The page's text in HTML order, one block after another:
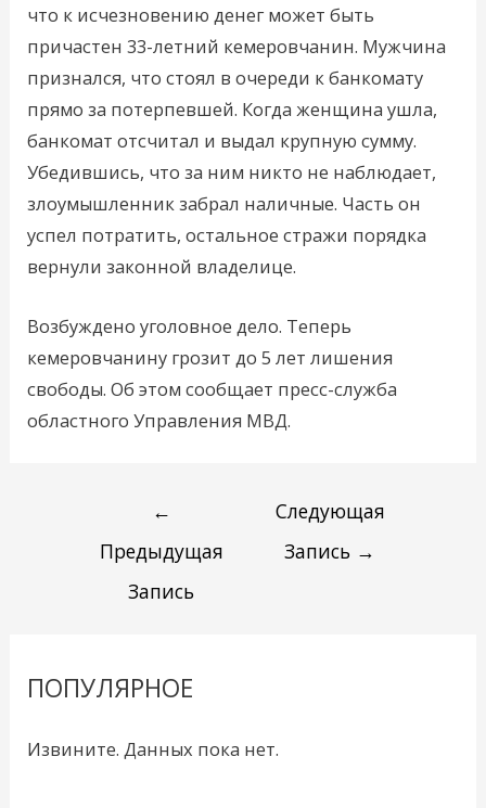
что к исчезновению денег может быть
причастен 33-летний кемеровчанин. Мужчина
признался, что стоял в очереди к банкомату
прямо за потерпевшей. Когда женщина ушла,
банкомат отсчитал и выдал крупную сумму.
Убедившись, что за ним никто не наблюдает,
злоумышленник забрал наличные. Часть он
успел потратить, остальное стражи порядка
вернули законной владелице.
Возбуждено уголовное дело. Теперь
кемеровчанину грозит до 5 лет лишения
свободы. Об этом сообщает пресс-служба
областного Управления МВД.
←
Предыдущая
Запись
Следующая
Запись →
ПОПУЛЯРНОЕ
Извините. Данных пока нет.